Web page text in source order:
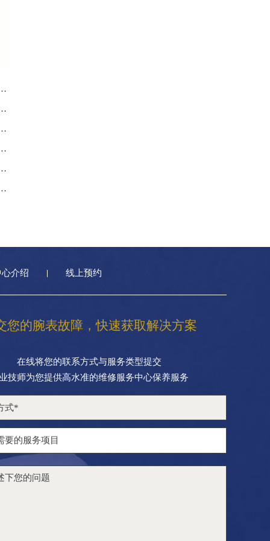
址与售后热线权威信息通告（2026年7月最新）
及官方售后热线权威信息公告（2026年7月最新）
地址与电话权威信息公告（2026年7月最新）
与售后服务电话权威信息通告（2026年7月最新）
址和官方热线权威信息公示（2026年7月最新）
及门店官方地址权威信息公告（2026年7月最新）
心介绍 线上预约
您的腕表故障，快速获取解决方案
在线将您的联系方式与服务类型提交
技师为您提供高水准的维修服务中心保养服务